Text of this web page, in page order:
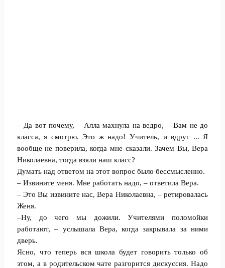
– Да вот почему, – Алла махнула на ведро, – Вам не до
класса, я смотрю. Это ж надо! Учитель, и вдруг ... Я
вообще не поверила, когда мне сказали. Зачем Вы, Вера
Николаевна, тогда взяли наш класс?
Думать над ответом на этот вопрос было бессмысленно.
– Извините меня. Мне работать надо, – ответила Вера.
– Это Вы извините нас, Вера Николаевна, – ретировалась
Женя.
–Ну, до чего мы дожили. Учителями поломойки
работают, – услышала Вера, когда закрывала за ними
дверь.
Ясно, что теперь вся школа будет говорить только об
этом, а в родительском чате разгорится дискуссия. Надо